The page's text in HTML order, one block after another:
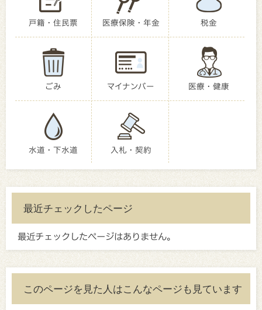
戸籍・住民票 医療保険・年金 税金
ごみ マイナンバー 医療・健康
水道・下水道 入札・契約
最近チェックしたページ
最近チェックしたページはありません。
このページを見た人はこんなページも見ています